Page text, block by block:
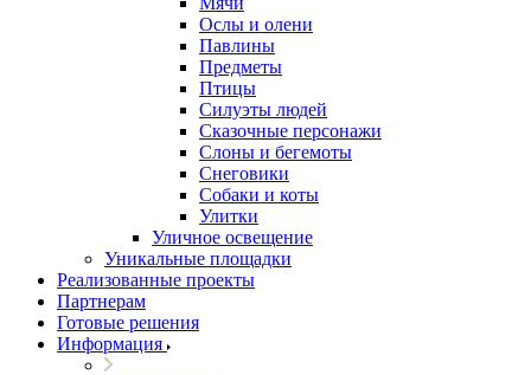
Ослы и олени
Павлины
Предметы
Птицы
Силуэты людей
Сказочные персонажи
Слоны и бегемоты
Снеговики
Собаки и коты
Улитки
Уличное освещение
Уникальные площадки
Реализованные проекты
Партнерам
Готовые решения
Информация